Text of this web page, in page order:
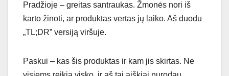
Pradžioje – greitas santraukas. Žmonės nori iš
karto žinoti, ar produktas vertas jų laiko. Aš duodu
„TL;DR” versiją viršuje.
Paskui – kas šis produktas ir kam jis skirtas. Ne